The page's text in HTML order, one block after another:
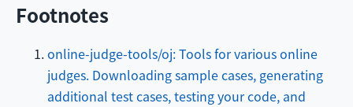
Footnotes
online-judge-tools/oj: Tools for various online
judges. Downloading sample cases, generating
additional test cases, testing your code, and